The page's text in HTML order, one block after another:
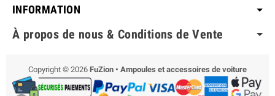
INFORMATION
À propos de nous & Conditions de Vente
Copyright © 2026 FuZion • Ampoules et accessoires de voiture